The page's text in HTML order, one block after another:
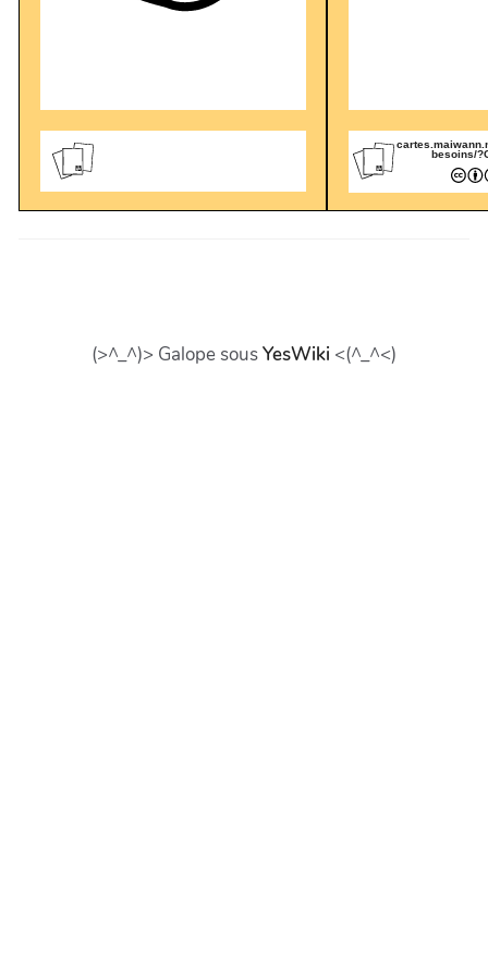
besoins/
(>^_^)> Galope sousYesWiki <(^_^<)